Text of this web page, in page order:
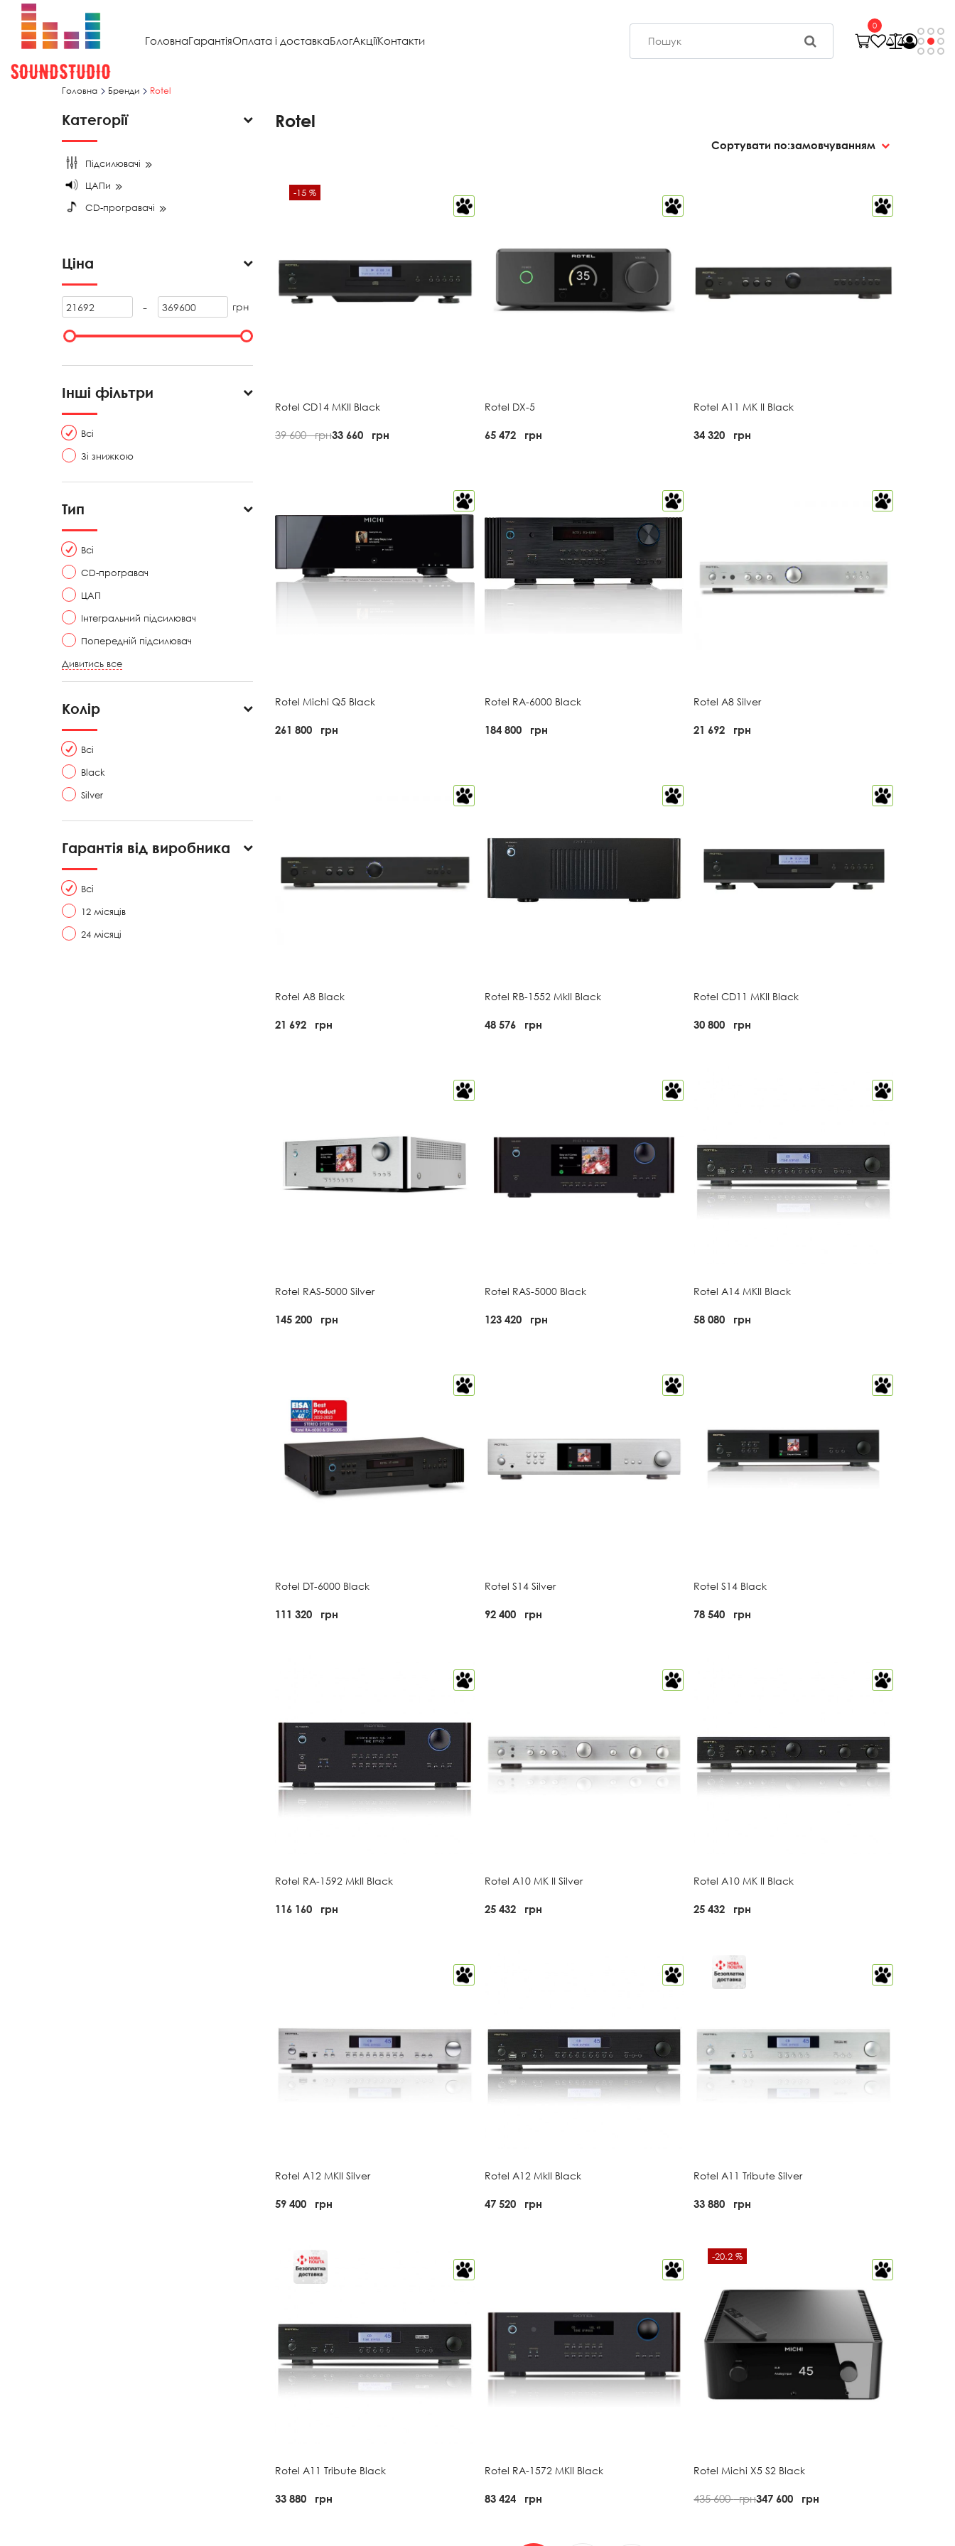
ГоловнаГарантіяОплата і доставкаБлогАкціїКонтакти
0
Головна Бренди Rotel
Категорії
Підсилювачі
ЦАПи
CD-програвачі
Ціна
- грн
Інші фільтри
Всі
Зі знижкою
Тип
Всі
CD-програвач
ЦАП
Інтегральний підсилювач
Попередній підсилювач
Дивитись все
Колір
Всі
Black
Silver
Гарантія від виробника
Всі
12 місяців
24 місяці
Rotel
Сортувати по:замовчуванням
-15 %
Rotel CD14 MKII Black
39 600 грн33 660 грн
Rotel DX-5
65 472 грн
Rotel A11 MK II Black
34 320 грн
Rotel Michi Q5 Black
261 800 грн
Rotel RA-6000 Black
184 800 грн
Rotel A8 Silver
21 692 грн
Rotel A8 Black
21 692 грн
Rotel RB-1552 MkII Black
48 576 грн
Rotel CD11 MKII Black
30 800 грн
Rotel RAS-5000 Silver
145 200 грн
Rotel RAS-5000 Black
123 420 грн
Rotel A14 MKII Black
58 080 грн
Rotel DT-6000 Black
111 320 грн
Rotel S14 Silver
92 400 грн
Rotel S14 Black
78 540 грн
Rotel RA-1592 MkII Black
116 160 грн
Rotel A10 MK II Silver
25 432 грн
Rotel A10 MK II Black
25 432 грн
Rotel A12 MKII Silver
59 400 грн
Rotel A12 MkII Black
47 520 грн
Rotel A11 Tribute Silver
33 880 грн
Rotel A11 Tribute Black
33 880 грн
Rotel RA-1572 MKII Black
83 424 грн
-20.2 %
Rotel Michi X5 S2 Black
435 600 грн347 600 грн